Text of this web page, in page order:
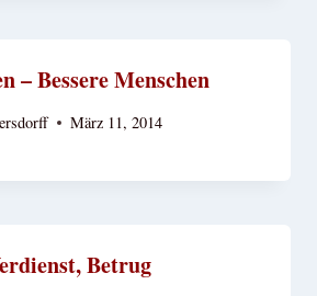
– Bessere Menschen
März 11, 2014
Betrug